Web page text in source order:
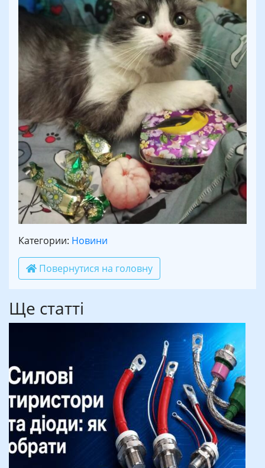
Категории: Новини
Повернутися на головну
Ще статті